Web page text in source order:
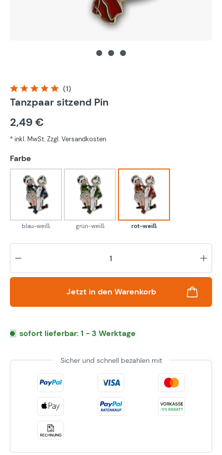
Durchschnittliche Bewertung von 5 von 5 Sternen
(1)
Tanzpaar sitzend Pin
2,49 €
* inkl. MwSt. Zzgl. Versandkosten
Farbe
blau-weiß
blau-weiß
grün-weiß
grün-weiß
rot-weiß
rot-weiß
Jetzt in den Warenkorb
sofort lieferbar: 1 - 3 Werktage
Sicher und schnell bezahlen mit